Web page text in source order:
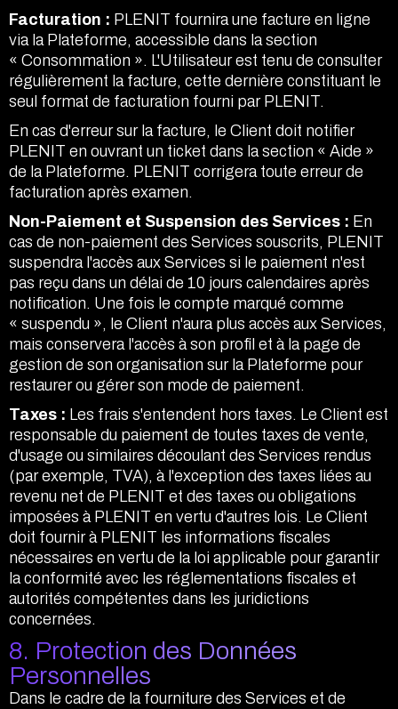
Facturation : PLENIT fournira une facture en ligne
via la Plateforme, accessible dans la section
« Consommation ». L'Utilisateur est tenu de consulter
régulièrement la facture, cette dernière constituant le
seul format de facturation fourni par PLENIT.
En cas d'erreur sur la facture, le Client doit notifier
PLENIT en ouvrant un ticket dans la section « Aide »
de la Plateforme. PLENIT corrigera toute erreur de
facturation après examen.
Non-Paiement et Suspension des Services : En
cas de non-paiement des Services souscrits, PLENIT
suspendra l'accès aux Services si le paiement n'est
pas reçu dans un délai de 10 jours calendaires après
notification. Une fois le compte marqué comme
« suspendu », le Client n'aura plus accès aux Services,
mais conservera l'accès à son profil et à la page de
gestion de son organisation sur la Plateforme pour
restaurer ou gérer son mode de paiement.
Taxes : Les frais s'entendent hors taxes. Le Client est
responsable du paiement de toutes taxes de vente,
d'usage ou similaires découlant des Services rendus
(par exemple, TVA), à l'exception des taxes liées au
revenu net de PLENIT et des taxes ou obligations
imposées à PLENIT en vertu d'autres lois. Le Client
doit fournir à PLENIT les informations fiscales
nécessaires en vertu de la loi applicable pour garantir
la conformité avec les réglementations fiscales et
autorités compétentes dans les juridictions
concernées.
8. Protection des Données
Personnelles
Dans le cadre de la fourniture des Services et de